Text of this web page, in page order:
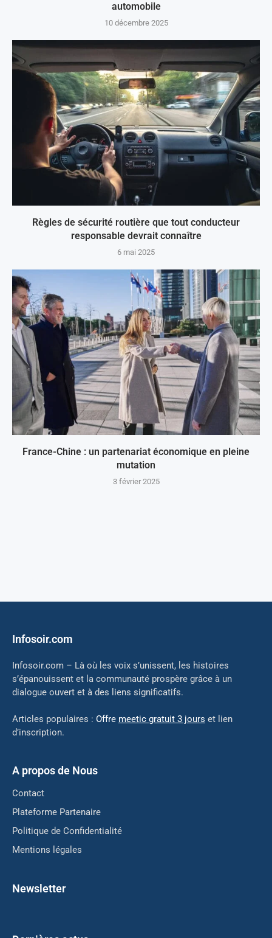
automobile
10 décembre 2025
Règles de sécurité routière que tout conducteur
responsable devrait connaître
6 mai 2025
France-Chine : un partenariat économique en pleine
mutation
3 février 2025
Infosoir.com
Infosoir.com – Là où les voix s’unissent, les histoires
s’épanouissent et la communauté prospère grâce à un
dialogue ouvert et à des liens significatifs.
Articles populaires : Offre meetic gratuit 3 jours et lien
d’inscription.
A propos de Nous
Contact
Plateforme Partenaire
Politique de Confidentialité
Mentions légales
Newsletter